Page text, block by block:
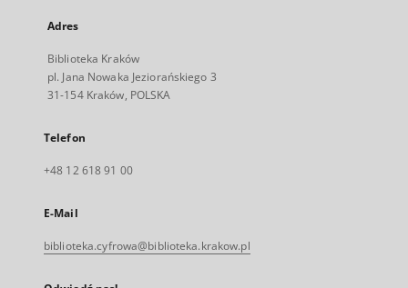
Adres
Biblioteka Kraków
pl. Jana Nowaka Jeziorańskiego 3
31-154 Kraków, POLSKA
Telefon
+48 12 618 91 00
E-Mail
biblioteka.cyfrowa@biblioteka.krakow.pl